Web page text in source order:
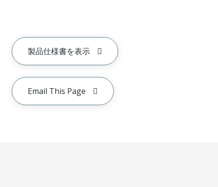
製品仕様書を表示
Email This Page